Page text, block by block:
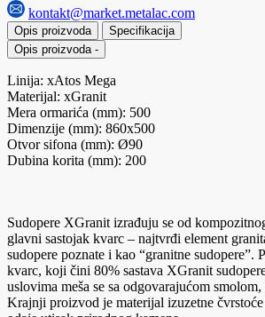
kontakt@market.metalac.com
Opis proizvoda
Specifikacija
Opis proizvoda -
Linija: xAtos Mega
Materijal: xGranit
Mera ormarića (mm): 500
Dimenzije (mm): 860x500
Otvor sifona (mm): Ø90
Dubina korita (mm): 200
Sudopere XGranit izrađuju se od
glavni sastojak kvarc – najtvrđi element
sudopere poznate i kao “granitne sudopere”.
kvarc, koji čini 80% sastava XGranit
uslovima meša se sa odgovarajućom
Krajnji proizvod je materijal izuzetne